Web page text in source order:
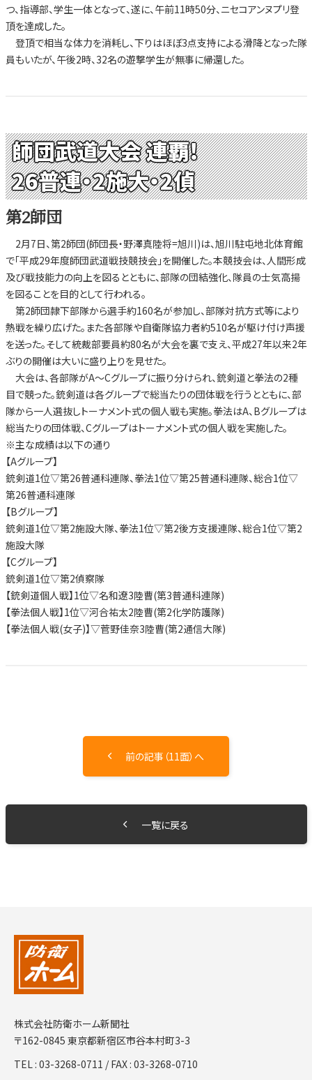
つ、指導部、学生一体となって、遂に、午前11時50分、ニセコアンヌプリ登
頂を達成した。
登頂で相当な体力を消耗し、下りはほぼ3点支持による滑降となった隊
員もいたが、午後2時、32名の遊撃学生が無事に帰還した。
師団武道大会 連覇!
26普連・2施大・2偵
第2師団
2月7日、第2師団(師団長・野澤真陸将=旭川)は、旭川駐屯地北体育館
で「平成29年度師団武道戦技競技会」を開催した。本競技会は、人間形成
及び戦技能力の向上を図るとともに、部隊の団結強化、隊員の士気高揚
を図ることを目的として行われる。
第2師団隷下部隊から選手約160名が参加し、部隊対抗方式等により
熱戦を繰り広げた。また各部隊や自衛隊協力者約510名が駆け付け声援
を送った。そして統裁部要員約80名が大会を裏で支え、平成27年以来2年
ぶりの開催は大いに盛り上りを見せた。
大会は、各部隊がA～Cグループに振り分けられ、銃剣道と拳法の2種
目で競った。銃剣道は各グループで総当たりの団体戦を行うとともに、部
隊から一人選抜しトーナメント式の個人戦も実施。拳法はA、Bグループは
総当たりの団体戦、Cグループはトーナメント式の個人戦を実施した。
※主な成績は以下の通り
【Aグループ】
銃剣道1位▽第26普通科連隊、拳法1位▽第25普通科連隊、総合1位▽
第26普通科連隊
【Bグループ】
銃剣道1位▽第2施設大隊、拳法1位▽第2後方支援連隊、総合1位▽第2
施設大隊
【Cグループ】
銃剣道1位▽第2偵察隊
【銃剣道個人戦】1位▽名和遼3陸曹(第3普通科連隊)
【拳法個人戦】1位▽河合祐太2陸曹(第2化学防護隊)
【拳法個人戦(女子)】▽菅野佳奈3陸曹(第2通信大隊)
前の記事（11面）へ
一覧に戻る
株式会社防衛ホーム新聞社
〒162-0845 東京都新宿区市谷本村町3-3
TEL :03-3268-0711 / FAX : 03-3268-0710